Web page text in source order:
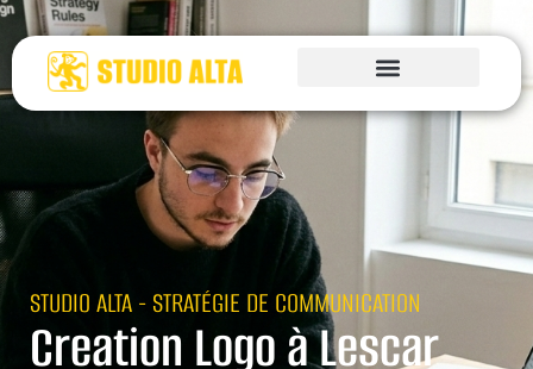
STUDIO ALTA - STRATÉGIE DE COMMUNICATION
Creation Logo à Lescar